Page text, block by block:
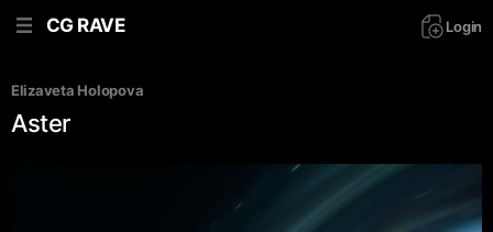
CG RAVE Login
Elizaveta Holopova
Aster